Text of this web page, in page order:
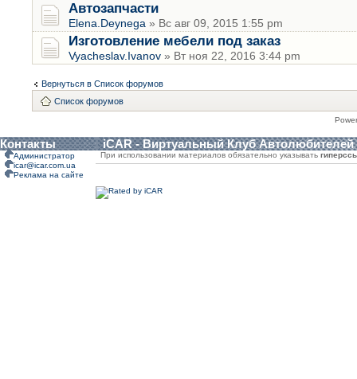
Автозапчасти
Elena.Deynega » Вс авг 09, 2015 1:55 pm
Изготовление мебели под заказ
Vyacheslav.Ivanov » Вт ноя 22, 2016 3:44 pm
Вернуться в Список форумов
Список форумов
Контакты iCAR - Виртуальный Клуб Автолюбителей
Администратор
icar@icar.com.ua
Реклама на сайте
При использовании материалов обязательно указывать